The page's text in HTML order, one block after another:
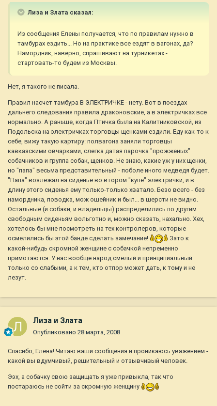
Лиза и Злата сказал:
Из сообщения Елены получается, что по правилам нужно в
тамбурах ездить... Но на практике все ездят в вагонах, да?
Намордник, наверно, спрашивают на турникетах -
стартовать-то будем из Москвы.
Нет, я такого не писала.
Правил насчет тамбура В ЭЛЕКТРИЧКЕ - нету. Вот в поездах
дальнего следования правила драконовские, а в электричках все
нормально. А раньше, когда Птичка была на Калитниковской, из
Подольска на электричках торговцы щенками ездили. Еду как-то к
себе, вижу такую картиру: полвагона заняли торговцы
кавказскими овчарками, слегка датая парочка "прожженых"
собачников и группа собак, щенков. Не знаю, какие уж у них щенки,
но "папа" весьма представительный - поболе иного медведя будет.
"Папа" возлежал на сиденье во втором "купе" электрички, и в
длину этого сиденья ему только-только хватало. Безо всего - без
намордника, поводка, мож ошейник и был... в шерсти не видно.
Остальные (и собаки, и владельцы) распределились по другим
свободным сиденьям вольготно и, можно сказать, нахально. Хех,
хотелось бы мне посмотреть на тех контролеров, которые
осмелились бы этой банде сделать замечание!
Зато к
какой-нибудь скромной женщине с собачкой непременно
примотаются. У нас вообще народ смелый и принципиальный
только со слабыми, а к тем, кто отпор может дать, к тому и не
лезут.
Лиза и Злата
Опубликовано 28 марта, 2008
Спасибо, Елена! Читаю ваши сообщения и проникаюсь уважением -
какой вы вдумчивый, решительный и отзывчивый человек.
Ээх, а собачку свою защищать я уже привыкла, так что
постараюсь не сойти за скромную женщину